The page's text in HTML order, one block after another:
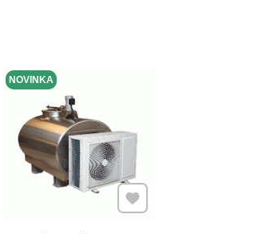
NOVINKA
Přidat k Oblíbeným